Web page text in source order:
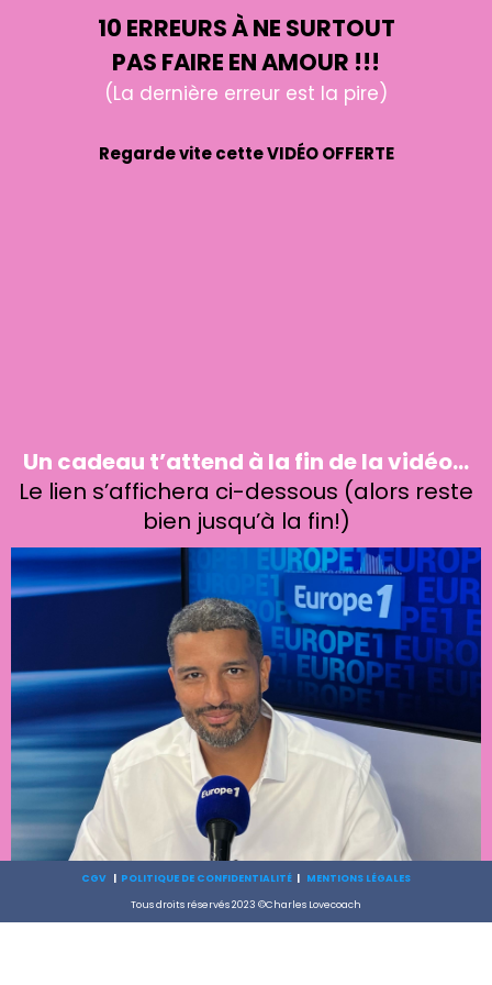
10 ERREURS À NE SURTOUT
PAS FAIRE EN AMOUR !!!
(La dernière erreur est la pire)
Regarde vite cette VIDÉO OFFERTE
Un cadeau t’attend à la fin de la vidéo…
Le lien s’affichera ci-dessous (alors reste
bien jusqu’à la fin!)
CGV | POLITIQUE DE CONFIDENTIALITÉ | MENTIONS LÉGALES
Tous droits réservés 2023 ©Charles Lovecoach